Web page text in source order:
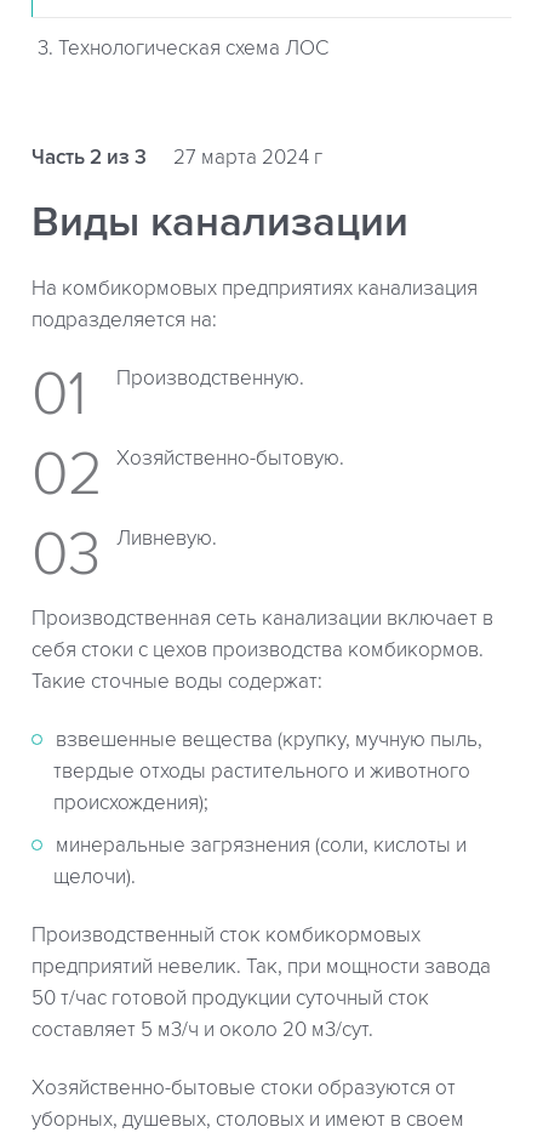
3. Технологическая схема ЛОС
Часть 2 из 3 27 марта 2024 г
Виды канализации
На комбикормовых предприятиях канализация
подразделяется на:
Производственную.
Хозяйственно-бытовую.
Ливневую.
Производственная сеть канализации включает в
себя стоки с цехов производства комбикормов.
Такие сточные воды содержат:
взвешенные вещества (крупку, мучную пыль,
твердые отходы растительного и животного
происхождения);
минеральные загрязнения (соли, кислоты и
щелочи).
Производственный сток комбикормовых
предприятий невелик. Так, при мощности завода
50 т/час готовой продукции суточный сток
составляет 5 м3/ч и около 20 м3/сут.
Хозяйственно-бытовые стоки образуются от
уборных, душевых, столовых и имеют в своем